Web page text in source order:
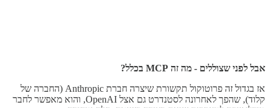
אבל לפני שצוללים - מה זה MCP בכלל?
אז בגדול זה פרוטוקול תקשורת שיצרה חברת Anthropic (החברה של
קלוד), שהפך לאחרונה לסטנדרט גם אצל OpenAI, והוא מאפשר לחבר